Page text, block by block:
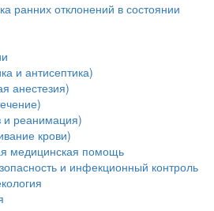
ранних отклонений в состоянии
и антисептика)
анестезия)
и реанимация)
крови)
медицинская помощь
и инфекционный контроль